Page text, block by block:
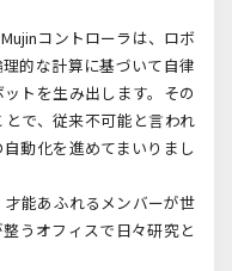
コントローラは、ロボ
的な計算に基づいて自律
トを生み出します。その
で、従来不可能と言われ
動化を進めてまいりまし
能あふれるメンバーが世
うオフィスで日々研究と